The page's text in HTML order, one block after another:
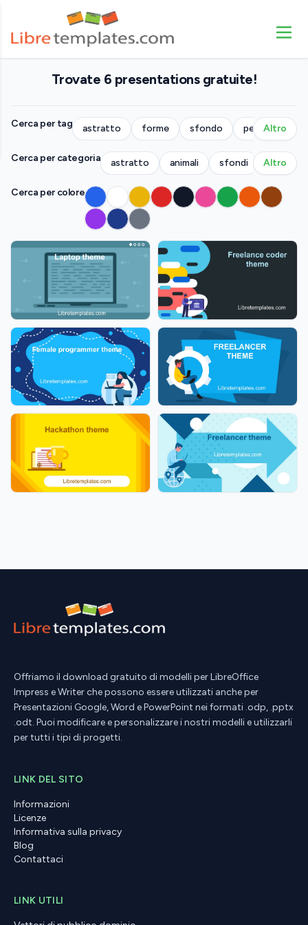
Trovate 6 presentations gratuite!
Cerca per tag astratto forme sfondo persone
Altro
Cerca per categoria astratto animali sfondi azienda
Altro
Cerca per colore
Offriamo il download gratuito di modelli per LibreOffice
Impress e Writer che possono essere utilizzati anche per
Presentazioni Google, Word e PowerPoint nei formati .odp, .pptx
.odt. Puoi modificare e personalizzare i nostri modelli e utilizzarli
per tutti i tipi di progetti.
LINK DEL SITO
Informazioni
Licenze
Informativa sulla privacy
Blog
Contattaci
LINK UTILI